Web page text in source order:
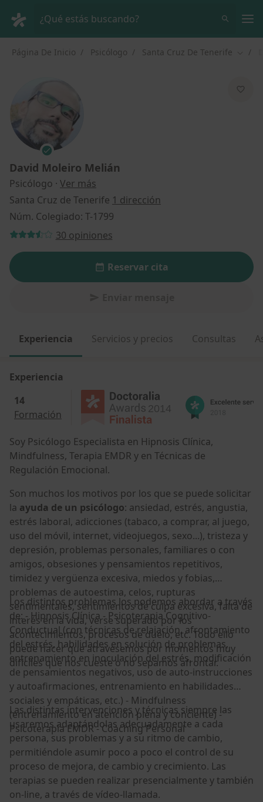
¿Qué estás buscando?
Página De Inicio Psicólogo Santa Cruz De Tenerife
David Moleiro Melián
Psicólogo · Ver más
Santa Cruz de Tenerife 1 dirección
Núm. Colegiado: T-1799
30 opiniones
Reservar cita
Experiencia Servicios y precios Consultas
Experiencia
14
Formación
Soy Psicólogo Especialista en Hipnosis Clínica,
Mindfulness, Terapia EMDR y en Técnicas de
Regulación Emocional.
Son muchos los motivos por los que se puede solicitar
la ayuda de un psicólogo: ansiedad, estrés, angustia,
estrés laboral, adicciones (tabaco, a comprar, al juego,
uso del móvil, internet, videojuegos, sexo...), tristeza y
depresión, problemas personales, familiares o con
amigos, obsesiones y pensamientos repetitivos,
timidez y vergüenza excesiva, miedos y fobias,
problemas de autoestima, celos, rupturas
sentimentales, sentimientos de culpa excesiva, falta de
interés en la vida, verse superado por los
acontecimientos, procesos de duelo, etc. Todo ello
puede hacer que atravesemos por momentos muy
difíciles que nos cueste o no sepamos afrontar.
Los distintos problemas los podemos abordar a través
de: - Hipnosis Clínica - Psicoterapia Cognitivo-
Conductual (con técnicas de relajación, afrontamiento
del estrés, habilidades en solución de problemas,
entrenamiento en inoculación del estrés, modificación
de pensamientos negativos, uso de auto-instrucciones
y autoafirmaciones, entrenamiento en habilidades
sociales y empáticas, etc.) - Mindfulness
(entrenamiento en atención plena y conciente) -
Psicoterapia EMDR - Coaching Personal
Las distintas intervenciones y técnicas siempre las
usaremos adaptándolas adecuadamente a cada
persona, sus problemas y a su ritmo de cambio,
permitiéndole asumir poco a poco el control de su
proceso de mejora, de cambio y crecimiento. Las
terapias se pueden realizar presencialmente y también
on-line, a través de vídeo-llamada.